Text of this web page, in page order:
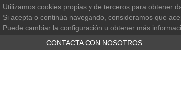
Utilizamos cookies propias y de terceros para obtener
Si acepta o continúa navegando, consideramos que
Puede cambiar la configuración u obtener más
CONTACTA CON NOSOTROS